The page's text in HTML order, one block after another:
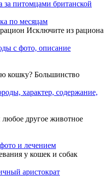
по месяцам
Исключите из рациона
кошку? Большинство
другое животное
и лечением
у кошек и собак